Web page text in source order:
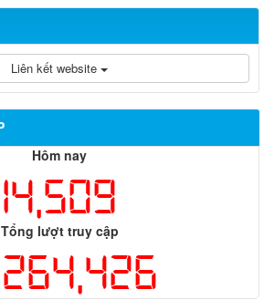
Liên kết website
Hôm nay
14,509
Tổng lượt truy cập